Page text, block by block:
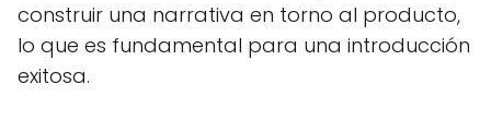
construir una narrativa en torno al producto,
lo que es fundamental para una introducción
exitosa.